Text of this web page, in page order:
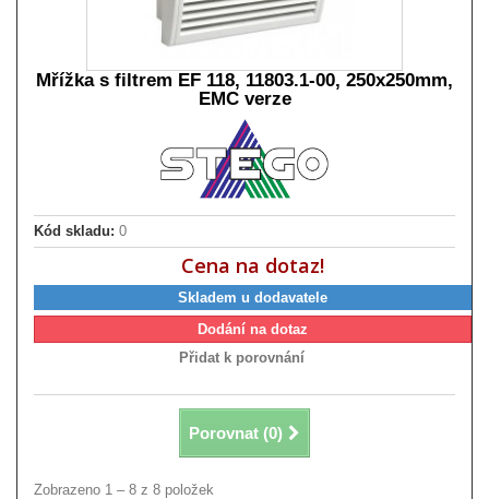
Mřížka s filtrem EF 118, 11803.1-00, 250x250mm,
EMC verze
Kód skladu: 0
Cena na dotaz!
Skladem u dodavatele
Dodání na dotaz
Přidat k porovnání
Porovnat (0)
Zobrazeno 1 – 8 z 8 položek